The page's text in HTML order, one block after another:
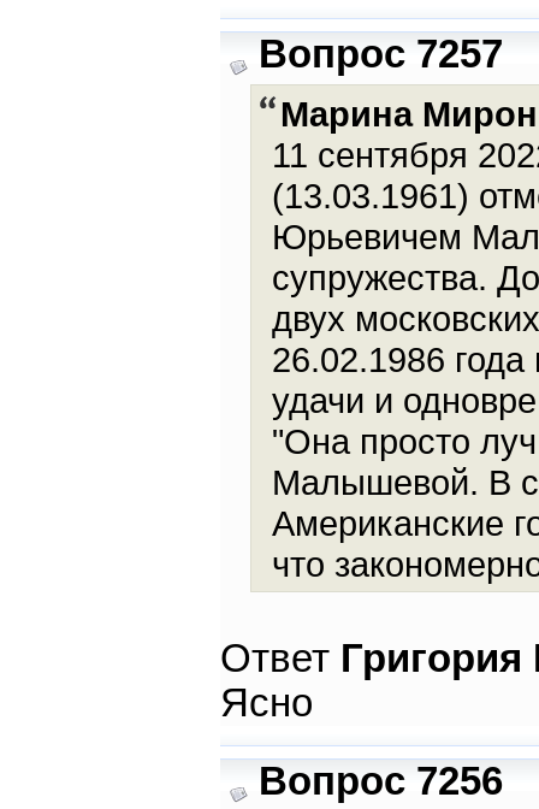
Вопрос 7257
Марина
11 сентября
(13.03.1961)
Юрьевичем
супружества.
двух
26.02.1986 года
удачи и
"Она просто
Малышевой. В
Американские
что
Ответ
Ясно
Вопрос 7256